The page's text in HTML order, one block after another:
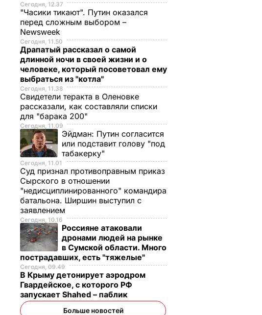
Сегодня, 12.37
"Часики тикают". Путин оказался
перед сложным выбором –
Newsweek
Сегодня, 11.50
Драпатый рассказал о самой
длинной ночи в своей жизни и о
человеке, который посоветовал ему
выбраться из "котла"
Сегодня, 11.38
Свидетели теракта в Оленовке
рассказали, как составляли списки
для "барака 200"
Сегодня, 11.09
Эйдман: Путин согласится
или подставит голову "под
табакерку"
Сегодня, 11.01
Суд признал противоправным приказ
Сырского в отношении
"недисциплинированного" командира
батальона. Ширшин выступил с
заявлением
Сегодня, 10.16
Россияне атаковали
дронами людей на рынке
в Сумской области. Много
пострадавших, есть "тяжелые"
Сегодня, 09.49
В Крыму детонирует аэродром
Гвардейское, с которого РФ
запускает Shahed – паблик
Больше новостей